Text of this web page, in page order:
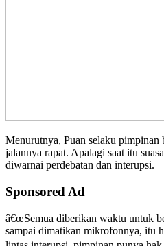
Menurutnya, Puan selaku pimpinan
jalannya rapat. Apalagi saat itu
diwarnai perdebatan dan interupsi.
Sponsored Ad
â€œSemua diberikan waktu untuk
sampai dimatikan mikrofonnya, itu